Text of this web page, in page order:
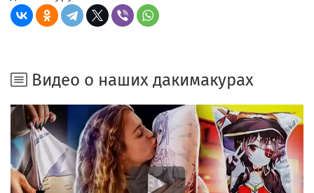
Видео о наших дакимакурах